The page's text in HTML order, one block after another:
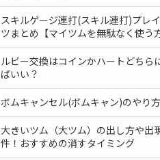
スキルゲージ連打(スキル連打)プレ
ツまとめ【マイツムを無駄なく使う
ルビー交換はコインかハートどちら
ばいい？
ボムキャンセル(ボムキャン)のやり方
大きいツム（大ツム）の出し方や出
件！おすすめの消すタイミング